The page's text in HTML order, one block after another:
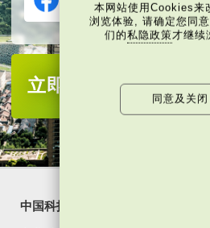
立即注册 成为当代中
中国科技
本网站使用Cookies来
浏览体验, 请确定您同
们的私隐政策才继续
同意及关闭